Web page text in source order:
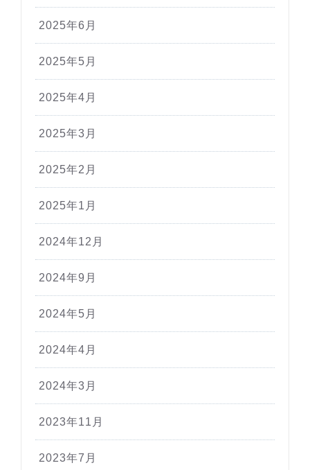
2025年6月
2025年5月
2025年4月
2025年3月
2025年2月
2025年1月
2024年12月
2024年9月
2024年5月
2024年4月
2024年3月
2023年11月
2023年7月